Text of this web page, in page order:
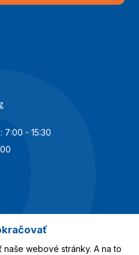
7:00 - 15:30
webové stránky. A na to